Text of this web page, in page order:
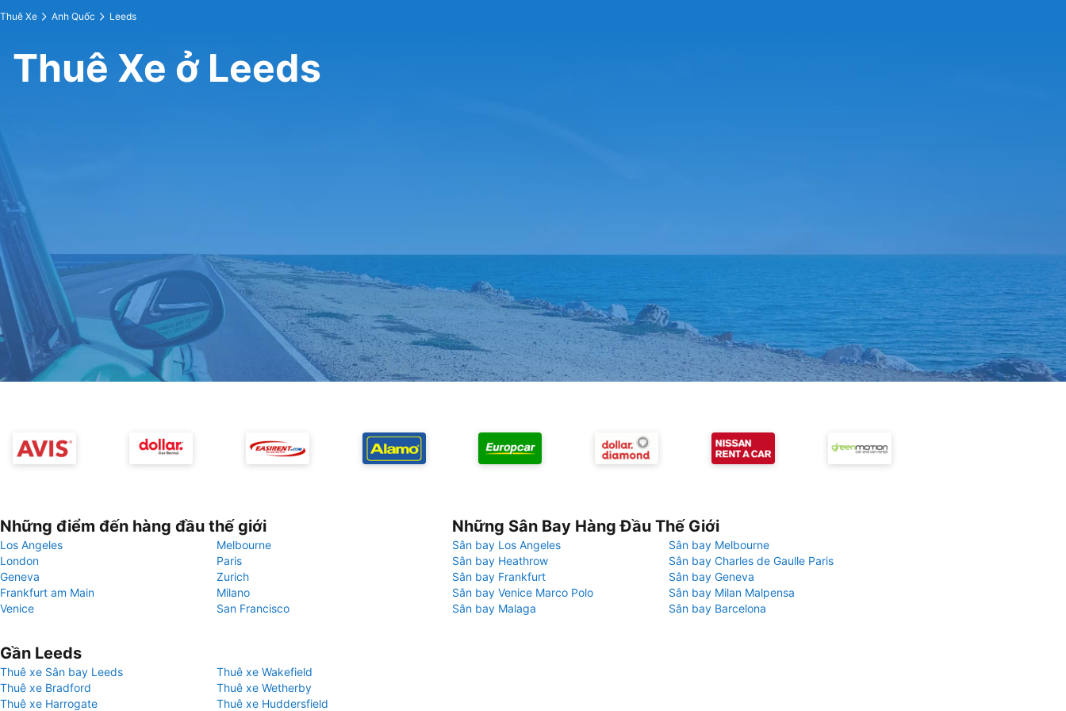
Thuê Xe Anh Quốc Leeds
Thuê Xe ở Leeds
Những điểm đến hàng đầu thế giới
Los Angeles
Melbourne
London
Paris
Geneva
Zurich
Frankfurt am Main
Milano
Venice
San Francisco
Những Sân Bay Hàng Đầu Thế Giới
Sân bay Los Angeles
Sân bay Melbourne
Sân bay Heathrow
Sân bay Charles de Gaulle Paris
Sân bay Frankfurt
Sân bay Geneva
Sân bay Venice Marco Polo
Sân bay Milan Malpensa
Sân bay Malaga
Sân bay Barcelona
Gần Leeds
Thuê xe Sân bay Leeds
Thuê xe Wakefield
Thuê xe Bradford
Thuê xe Wetherby
Thuê xe Harrogate
Thuê xe Huddersfield